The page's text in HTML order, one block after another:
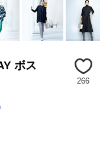
ボス
266